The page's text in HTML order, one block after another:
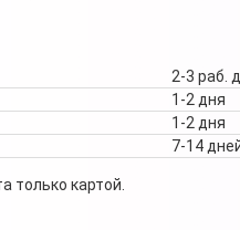
2-3 раб.
1-2 дня
1-2 дня
7-14
только картой.